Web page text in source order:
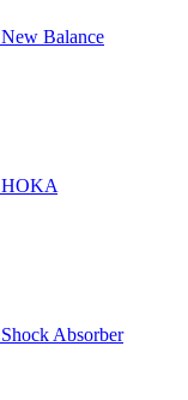
New Balance
HOKA
Shock Absorber